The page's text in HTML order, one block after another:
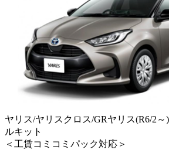
ヤリス/ヤリスクロス/GRヤリス(R6/2
ルキット
＜工賃コミコミパック対応＞